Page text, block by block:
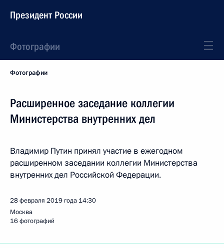
Президент России
Фотографии
Фотографии
Расширенное заседание коллегии
Министерства внутренних дел
Владимир Путин принял участие в ежегодном
расширенном заседании коллегии Министерства
внутренних дел Российской Федерации.
28 февраля 2019 года 14:30
Москва
16 фотографий